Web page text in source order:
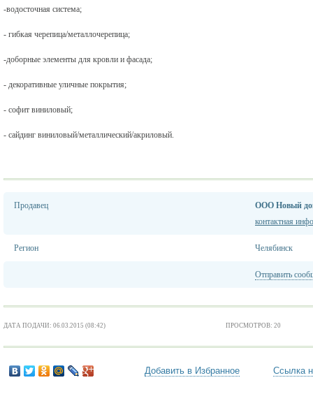
-водосточная система;
- гибкая черепица/металлочерепица;
-доборные элементы для кровли и фасада;
- декоративные уличные покрытия;
- софит виниловый;
- сайдинг виниловый/металлический/акриловый.
Продавец
ООО Новый
контактная
Регион Челябинск
Отправить
ДАТА ПОДАЧИ: 06.03.2015 (08:42) ПРОСМОТРОВ: 20
Добавить в Избранное Ссылка